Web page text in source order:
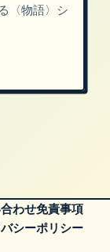
〈物語〉シ
わせ免責事項
シーポリシー